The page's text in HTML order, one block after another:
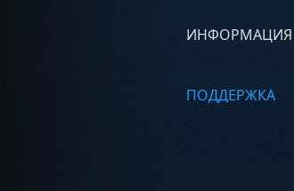
ИНФОРМАЦИЯ
ПОДДЕРЖКА